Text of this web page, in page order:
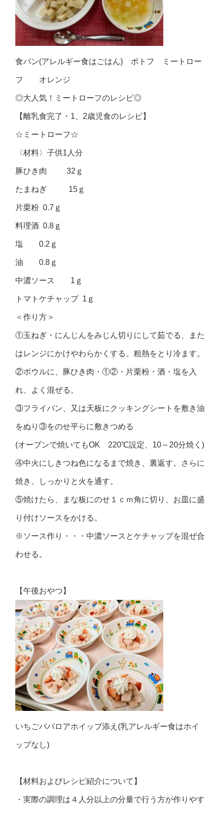
食パン(アレルギー食はごはん) ポトフ ミートロー
フ オレンジ
◎大人気！ミートローフのレシピ◎
【離乳食完了・ 1 2歳児食のレシピ】
☆ ミートローフ☆
〈材料〉子供1人分
豚ひき肉 32ｇ
たまねぎ 15ｇ
片栗粉 0.7ｇ
料理酒 0.8ｇ
塩 0.2ｇ
油 0.8ｇ
中濃ソース 1ｇ
トマトケチャップ 1ｇ
＜作り方＞
①玉ねぎ・にんじんをみじん切りにして茹でる、また
はレンジにかけやわらかくする。粗熱をとり冷ます。
②ボウルに、豚ひき肉・①②・片栗粉・酒・塩を入
れ、よく混ぜる。
③フライパン、又は天板にクッキングシートを敷き油
をぬり③をのせ平らに敷きつめる
(オーブンで焼いてもOK 220℃設定、10～20分焼く)
④中火にしきつね色になるまで焼き、裏返す。さらに
焼き、しっかりと火を通す。
⑤焼けたら、まな板にのせ１ｃｍ角に切り、お皿に盛
り付けソースをかける。
※ソース作り・・・中濃ソースとケチャップを混ぜ合
わせる。
【午後おやつ】
いちごババロアホイップ添え(乳アレルギー食はホイ
ップなし)
【材料およびレシピ紹介について】
・実際の調理は４人分以上の分量で行う方が作りやす